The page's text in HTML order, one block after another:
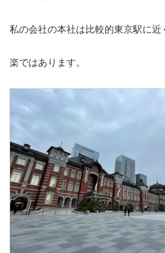
私の会社の本社は比較的東京駅に近
楽ではあります。